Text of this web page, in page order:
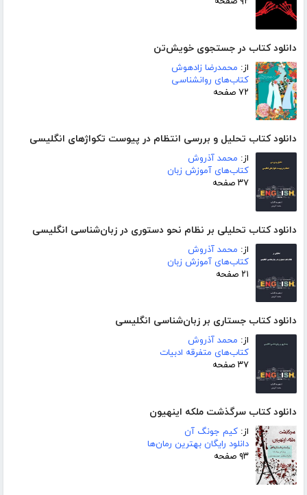
دانلود کتاب در جستجوی خویش‌تن
از: محمدرضا زادهوش
کتاب‌های روانشناسی
۷۲ صفحه
دانلود کتاب تحلیل و بررسی انتظام در پیوست تکواژهای انگلیسی
از: محمد آذروش
کتاب‌های آموزش زبان
۳۷ صفحه
دانلود کتاب تحلیلی بر نظام نحو دستوری در زبان‌شناسی انگلیسی
از: محمد آذروش
کتاب‌های آموزش زبان
۲۱ صفحه
دانلود کتاب جستاری بر زبان‌شناسی انگلیسی
از: محمد آذروش
کتاب‌های متفرقه ادبیات
۳۷ صفحه
دانلود کتاب سرگذشت ملکه اینهیون
از: کیم جونگ آن
دانلود رایگان بهترین رمان‌ها
۹۳ صفحه